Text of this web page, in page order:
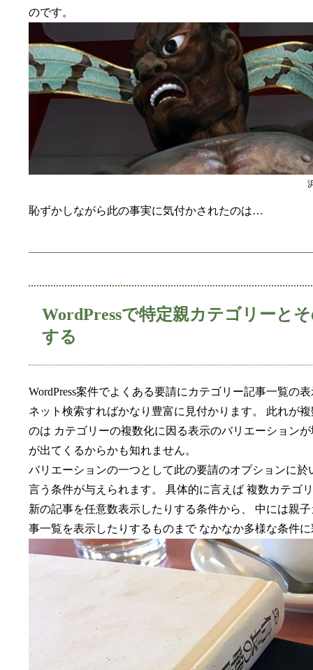
のです。
恥ずかしながら此の事実に気付かされたのは…
WordPressで特定親カテゴリーと
する
WordPress案件でよくある要請にカテゴリー記事一覧の
ネット検索すればかなり豊富に見付かります。 此れが
のは カテゴリーの複数化に因る表示のバリエーション
が出てくるからかも知れません。
バリエーションの一つとして此の要請のオプションに
言う条件が与えられます。 具体的に言えば 複数カテゴ
新の記事を任意数表示したりする条件から、 中には親
事一覧を表示したりするものまで なかなか多様な条件